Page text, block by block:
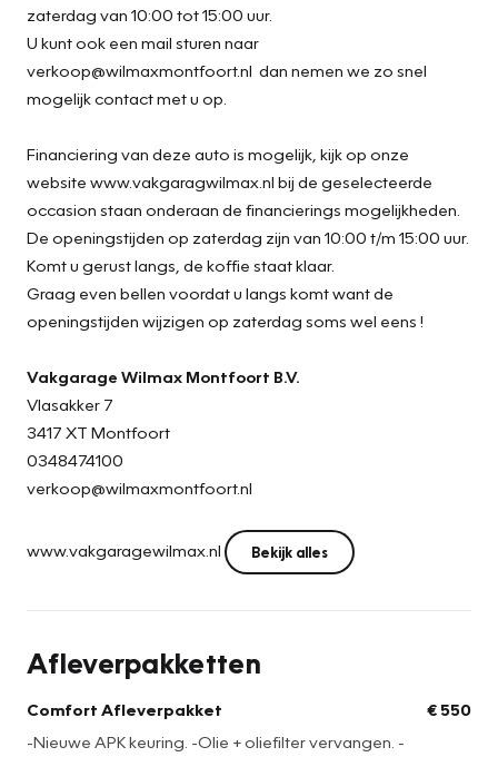
zaterdag van 10:00 tot 15:00 uur.
U kunt ook een mail sturen naar
verkoop@wilmaxmontfoort.nl dan nemen we zo snel
mogelijk contact met u op.
Financiering van deze auto is mogelijk, kijk op onze
website www.vakgaragwilmax.nl bij de geselecteerde
occasion staan onderaan de financierings mogelijkheden.
De openingstijden op zaterdag zijn van 10:00 t/m 15:00 uur.
Komt u gerust langs, de koffie staat klaar.
Graag even bellen voordat u langs komt want de
openingstijden wijzigen op zaterdag soms wel eens !
Vakgarage Wilmax Montfoort B.V.
Vlasakker 7
3417 XT Montfoort
0348474100
verkoop@wilmaxmontfoort.nl
www.vakgaragewilmax.nl Bekijk alles
Afleverpakketten
Comfort Afleverpakket
-Nieuwe APK keuring. -Olie + oliefilter vervangen. -
€ 550